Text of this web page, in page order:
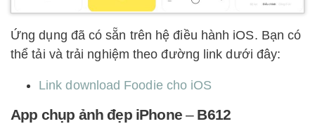
Ứng dụng đã có sẵn trên hệ điều hành iOS. Bạn có
thể tải và trải nghiệm theo đường link dưới đây:
Link download Foodie cho iOS
App chụp ảnh đẹp iPhone– B612